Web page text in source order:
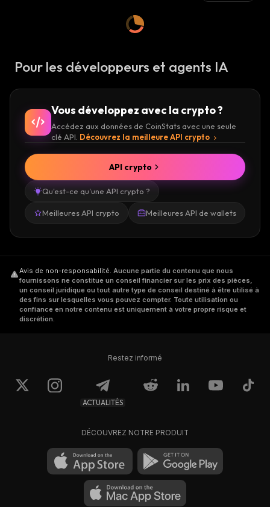
Pour les développeurs et agents IA
Vous développez avec la crypto ?
Accédez aux données de CoinStats avec une seule
clé API. Découvrez la meilleure API crypto
Qu'est-ce qu'une API crypto ?
Meilleures API crypto Meilleures API de wallets
API crypto
Avis de non-responsabilité. Aucune partie du contenu que nous
fournissons ne constitue un conseil financier sur les prix des pièces,
un conseil juridique ou tout autre type de conseil destiné à être utilisé à
des fins sur lesquelles vous pouvez compter. Toute utilisation ou
confiance en notre contenu est uniquement à votre propre risque et
discrétion.
Restez informé
ACTUALITÉS
DÉCOUVREZ NOTRE PRODUIT